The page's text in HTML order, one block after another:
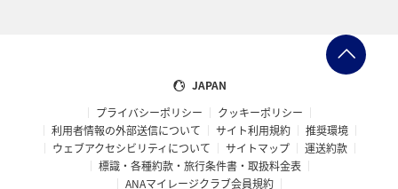
フランス
ワーケーション
メジナ 青森県 大阪府
オーストラリア ドイツ ANAショッピング A-style
JAPAN
プライバシーポリシー
クッキーポリシー
利用者情報の外部送信について
サイト利用規約
推奨環境
ウェブアクセシビリティについて
サイトマップ
運送約款
標識・各種約款・旅行条件書・取扱料金表
ANAマイレージクラブ会員規約